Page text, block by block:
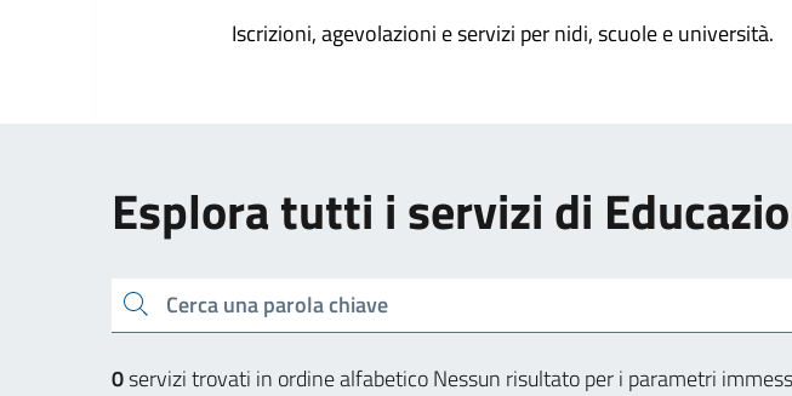
Iscrizioni, agevolazioni e servizi per nidi, scuole e università.
Esplora tutti i servizi di
Cerca una parola chiave
0servizi trovati in ordine alfabeticoNessun risultato per i parametri